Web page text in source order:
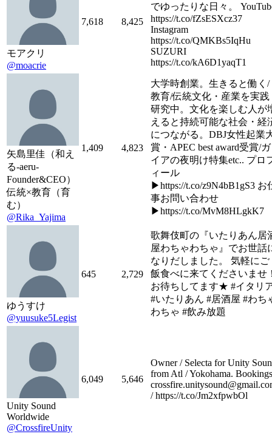
モアクリ
@moacrie
7,618 8,425
でゆったりな日々。
https://t.co/fZsESXcz37
Instagram
https://t.co/QMKBs5IqHu
SUZURI
https://t.co/kA6D1yaqT1
矢島里佳（和え
る-aeru-
Founder&CEO）
伝統×教育（育
む）
@Rika_Yajima
1,409 4,823
大学時創業。生きると働く/
教育/伝統文化・産業を実践
研究中。文化を楽しむ人が
えると持続可能な社会・経
につながる。DBJ女性起業
賞・APEC best award受賞/ガ
イアの夜明け特集etc.. プロ
ィール
▶︎https://t.co/z9N4bB1gS3 お
事お問い合わせ
▶︎https://t.co/MvM8HLgkK7
ゆうすけ
@yuusuke5Legist
645 2,729
歌舞伎町の『いたりあん居
屋わちゃわちゃ』でお世話
なりだしました。 気軽にご
飯食べに来てくださいませ
お待ちしてます★ #イタリ
#いたりあん #居酒屋 #わち
わちゃ #飲み放題
Unity Sound
Worldwide
@CrossfireUnity
6,049 5,646
Owner / Selecta for Unity
from Atl / Yokohama.
/ https://t.co/Jm2xfpwbOl